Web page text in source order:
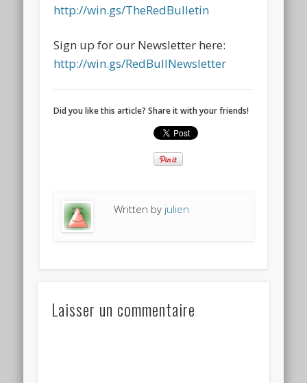
http://win.gs/TheRedBulletin
Sign up for our Newsletter here:
http://win.gs/RedBullNewsletter
Did you like this article? Share it with your friends!
Written by julien
Laisser un commentaire